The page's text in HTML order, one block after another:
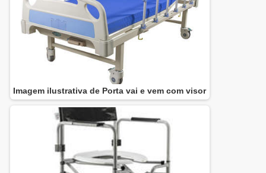
Imagem ilustrativa de Porta vai e vem com visor